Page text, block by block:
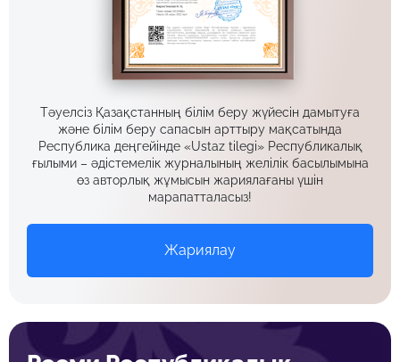
Тәуелсіз Қазақстанның білім беру жүйесін дамытуға
және білім беру сапасын арттыру мақсатында
Республика деңгейінде «Ustaz tilegi» Республикалық
ғылыми – әдістемелік журналының желілік басылымына
өз авторлық жұмысын жариялағаны үшін
марапатталасыз!
Жариялау